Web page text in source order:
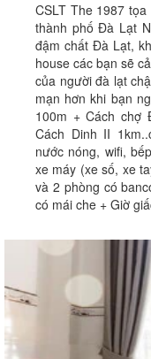
CSLT The 1987
thành phố Đà Lạt
đậm chất Đà Lạt,
house các bạn sẽ
của người đà lạt
mạn hơn khi bạn
100m + Cách chợ
Cách Dinh II
nước nóng, wifi,
xe máy (xe số, xe
và 2 phòng có
có mái che + Giờ